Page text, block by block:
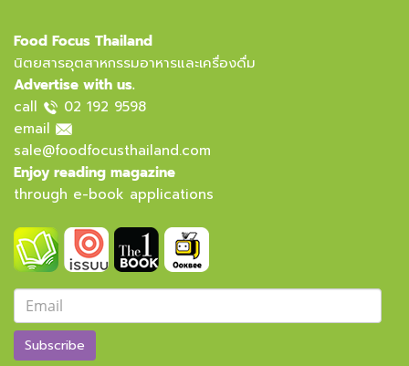
Food Focus Thailand
นิตยสารอุตสาหกรรมอาหารและเครื่องดื่ม
Advertise with us.
call
02 192 9598
email
sale@foodfocusthailand.com
Enjoy reading magazine
through e-book applications
Subscribe